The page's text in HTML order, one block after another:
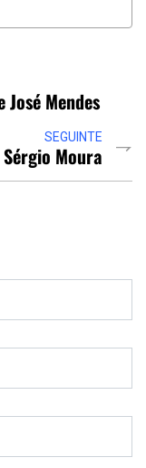
Mendes
SEGUINTE
Moura